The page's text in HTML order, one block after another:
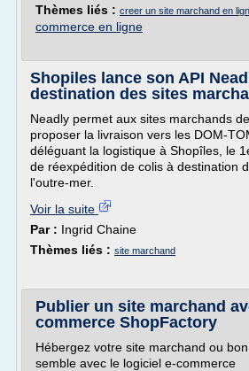
Thèmes liés : creer un site marchand en
commerce en ligne
Shopiles lance son API
destination des sites
Neadly permet aux sites marchands de
proposer la livraison vers les DOM-
déléguant la logistique à Shopîles, le
de réexpédition de colis à destination
l'outre-mer.
Voir la suite
Par : Ingrid Chaine
Thèmes liés : site marchand
Publier un site marchand
commerce ShopFactory
Hébergez votre site marchand ou
semble avec le logiciel e-commerce